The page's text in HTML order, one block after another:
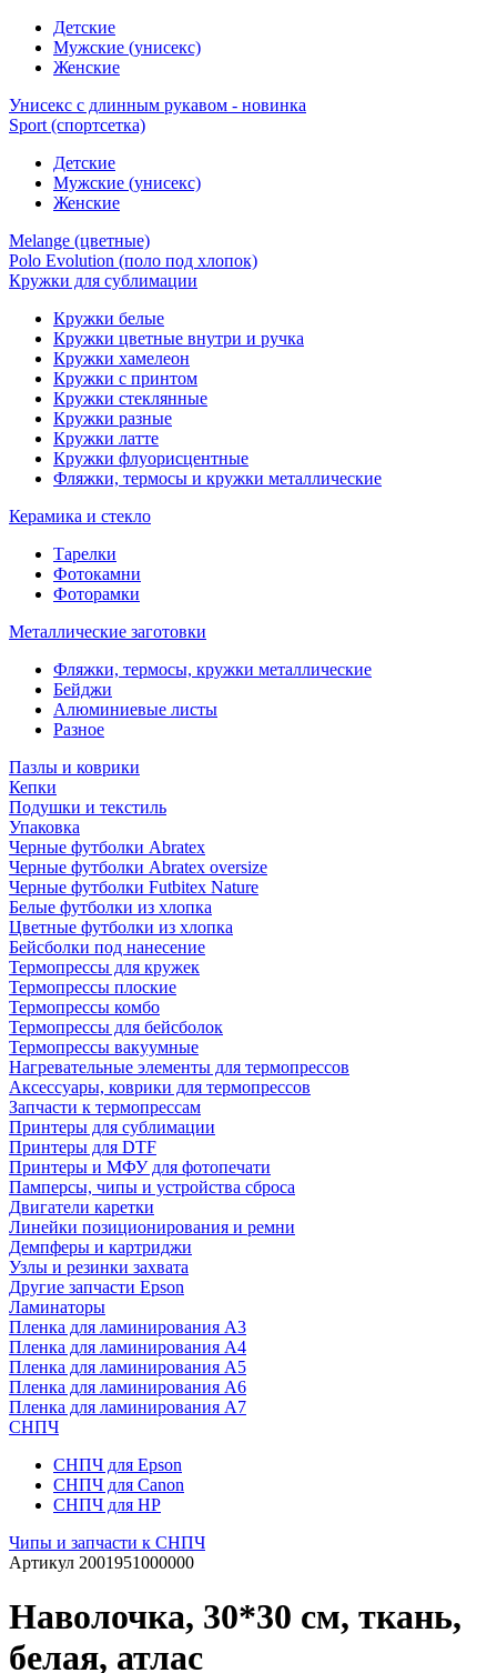
Детские
Мужские (унисекс)
Женские
Унисекс с длинным рукавом - новинка
Sport (спортсетка)
Детские
Мужские (унисекс)
Женские
Melange (цветные)
Polo Evolution (поло под хлопок)
Кружки для сублимации
Кружки белые
Кружки цветные внутри и ручка
Кружки хамелеон
Кружки c принтом
Кружки стеклянные
Кружки разные
Кружки латте
Кружки флуорисцентные
Фляжки, термосы и кружки металлические
Керамика и стекло
Тарелки
Фотокамни
Фоторамки
Металлические заготовки
Фляжки, термосы, кружки металлические
Бейджи
Алюминиевые листы
Разное
Пазлы и коврики
Кепки
Подушки и текстиль
Упаковка
Черные футболки Abratex
Черные футболки Abratex oversize
Черные футболки Futbitex Nature
Белые футболки из хлопка
Цветные футболки из хлопка
Бейсболки под нанесение
Термопрессы для кружек
Термопрессы плоские
Термопрессы комбо
Термопрессы для бейсболок
Термопрессы вакуумные
Нагревательные элементы для термопрессов
Аксессуары, коврики для термопрессов
Запчасти к термопрессам
Принтеры для сублимации
Принтеры для DTF
Принтеры и МФУ для фотопечати
Памперсы, чипы и устройства сброса
Двигатели каретки
Линейки позиционирования и ремни
Демпферы и картриджи
Узлы и резинки захвата
Другие запчасти Epson
Ламинаторы
Пленка для ламинирования А3
Пленка для ламинирования А4
Пленка для ламинирования А5
Пленка для ламинирования А6
Пленка для ламинирования А7
СНПЧ
СНПЧ для Epson
СНПЧ для Canon
СНПЧ для HP
Чипы и запчасти к СНПЧ
Артикул 2001951000000
Наволочка, 30*30 см, ткань,
белая, атлас